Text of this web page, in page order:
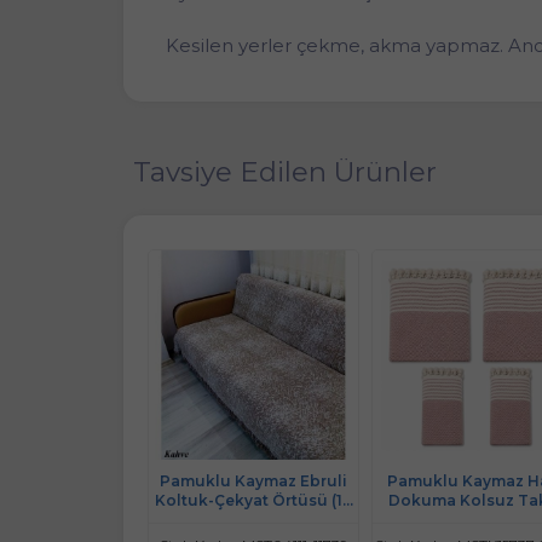
Kesilen yerler çekme, akma yapmaz.
Tavsiye Edilen Ürünler
Pamuklu Kaymaz Ebruli
Koltuk-Çekyat Örtüsü (13
Pamuklu Kaymaz
Dokuma Kolsuz
Pudra